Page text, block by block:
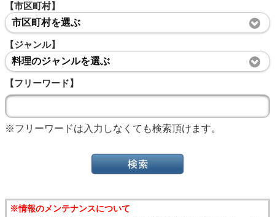
【市区町村】
市区町村を選ぶ
【ジャンル】
料理のジャンルを選ぶ
【フリーワード】
※フリーワードは入力しなくても検索頂けます。
※情報のメンテナンスについて